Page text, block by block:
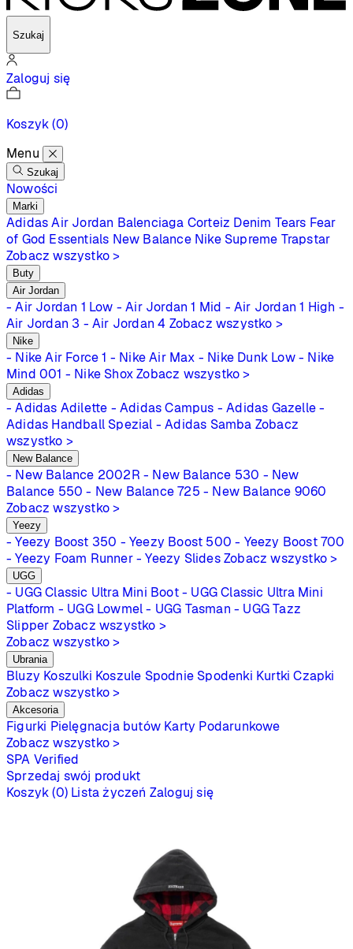
Szukaj
Zaloguj się
Koszyk(0)
Menu
Szukaj
Nowości
Marki
Adidas Air Jordan Balenciaga Corteiz Denim Tears Fear
of God Essentials New Balance Nike Supreme Trapstar
Zobacz wszystko >
Buty
Air Jordan
- Air Jordan 1 Low - Air Jordan 1 Mid - Air Jordan 1 High -
Air Jordan 3 - Air Jordan 4 Zobacz wszystko >
Nike
- Nike Air Force 1 - Nike Air Max - Nike Dunk Low - Nike
Mind 001 - Nike Shox Zobacz wszystko >
Adidas
- Adidas Adilette - Adidas Campus - Adidas Gazelle -
Adidas Handball Spezial - Adidas Samba Zobacz
wszystko >
New Balance
- New Balance 2002R - New Balance 530 - New
Balance 550 - New Balance 725 - New Balance 9060
Zobacz wszystko >
Yeezy
- Yeezy Boost 350 - Yeezy Boost 500 - Yeezy Boost 700
- Yeezy Foam Runner - Yeezy Slides Zobacz wszystko >
UGG
- UGG Classic Ultra Mini Boot - UGG Classic Ultra Mini
Platform - UGG Lowmel - UGG Tasman - UGG Tazz
Slipper Zobacz wszystko >
Zobacz wszystko >
Ubrania
Bluzy Koszulki Koszule Spodnie Spodenki Kurtki Czapki
Zobacz wszystko >
Akcesoria
Figurki Pielęgnacja butów Karty Podarunkowe
Zobacz wszystko >
SPA Verified
Sprzedaj swój produkt
Koszyk (0) Lista życzeń Zaloguj się